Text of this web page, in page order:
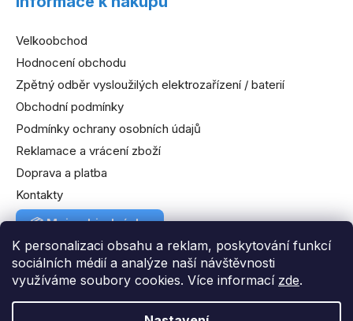
K personalizaci obsahu a reklam, poskytování funkcí
sociálních médií a analýze naší návštěvnosti
využíváme soubory cookies. Více informací zde.
Velkoobchod
Hodnocení obchodu
Zpětný odběr vysloužilých elektrozařízení / baterií
Obchodní podmínky
Podmínky ochrany osobních údajů
Reklamace a vrácení zboží
Doprava a platba
Kontakty
📦Moje objednávka